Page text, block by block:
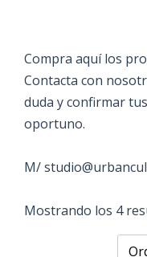
Compra aquí los
Contacta con
duda y confirmar
oportuno.
M/
Mostrando los 4